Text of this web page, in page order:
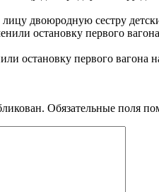
двоюродную сестру
остановку первого вагона
Обязательные поля